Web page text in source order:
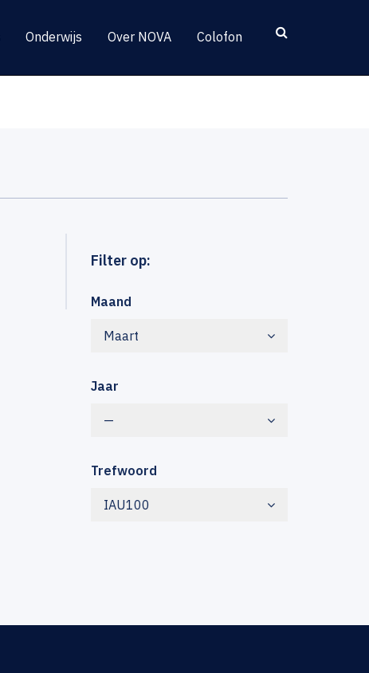
Onderwijs Over NOVA Colofon
Filter op:
Maand
Maart
Jaar
—
Trefwoord
IAU100